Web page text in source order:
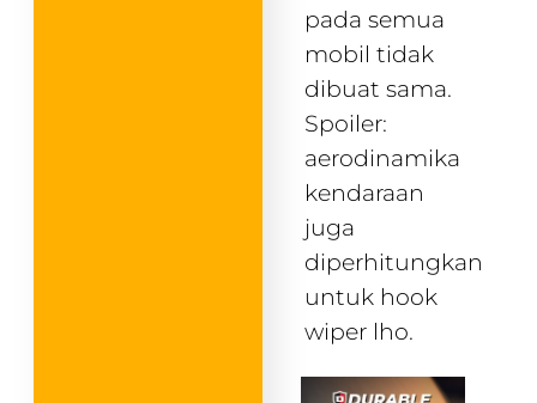
pada semua
mobil tidak
dibuat sama.
Spoiler:
aerodinamika
kendaraan
juga
diperhitungkan
untuk hook
wiper lho.